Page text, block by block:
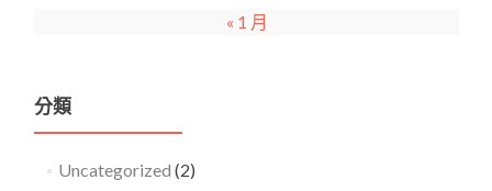
« 1 月
分類
Uncategorized (2)